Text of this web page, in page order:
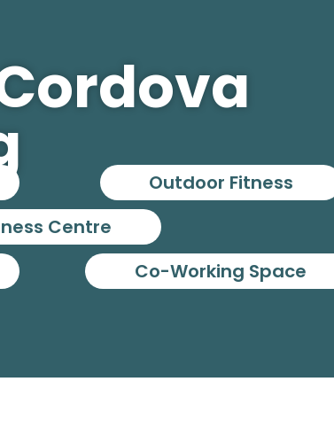
Outdoor Fitness
Centre
Co-Working Space